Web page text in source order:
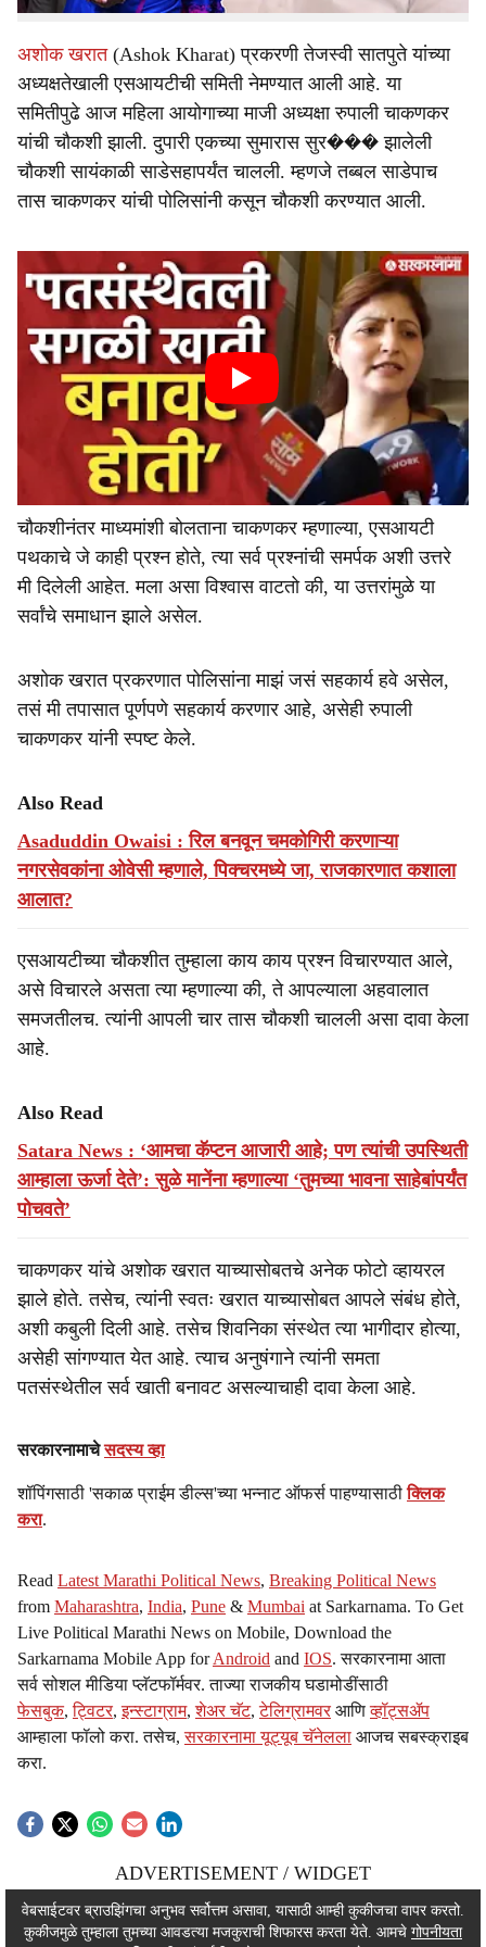
अशोक खरात(Ashok Kharat) प्रकरणी तेजस्वी सातपुते यांच्या
अध्यक्षतेखाली एसआयटीची समिती नेमण्यात आली आहे. या
समितीपुढे आज महिला आयोगाच्या माजी अध्यक्षा रुपाली चाकणकर
यांची चौकशी झाली. दुपारी एकच्या सुमारास सुर��� झालेली
चौकशी सायंकाळी साडेसहापर्यंत चालली. म्हणजे तब्बल साडेपाच
तास चाकणकर यांची पोलिसांनी कसून चौकशी करण्यात आली.
चौकशीनंतर माध्यमांशी बोलताना चाकणकर म्हणाल्या, एसआयटी
पथकाचे जे काही प्रश्न होते, त्या सर्व प्रश्नांची समर्पक अशी उत्तरे
मी दिलेली आहेत. मला असा विश्वास वाटतो की, या उत्तरांमुळे या
सर्वांचे समाधान झाले असेल.
अशोक खरात प्रकरणात पोलिसांना माझं जसं सहकार्य हवे असेल,
तसं मी तपासात पूर्णपणे सहकार्य करणार आहे, असेही रुपाली
चाकणकर यांनी स्पष्ट केले.
Also Read
Asaduddin Owaisi : रिल बनवून चमकोगिरी करणाऱ्या
नगरसेवकांना ओवेसी म्हणाले, पिक्चरमध्ये जा, राजकारणात कशाला
आलात?
एसआयटीच्या चौकशीत तुम्हाला काय काय प्रश्न विचारण्यात आले,
असे विचारले असता त्या म्हणाल्या की, ते आपल्याला अहवालात
समजतीलच. त्यांनी आपली चार तास चौकशी चालली असा दावा केला
आहे.
Also Read
Satara News : ‘आमचा कॅप्टन आजारी आहे; पण त्यांची उपस्थिती
आम्हाला ऊर्जा देते’: सुळे मानेंना म्हणाल्या ‘तुमच्या भावना साहेबांपर्यंत
पोचवते’
चाकणकर यांचे अशोक खरात याच्यासोबतचे अनेक फोटो व्हायरल
झाले होते. तसेच, त्यांनी स्वतः खरात याच्यासोबत आपले संबंध होते,
अशी कबुली दिली आहे. तसेच शिवनिका संस्थेत त्या भागीदार होत्या,
असेही सांगण्यात येत आहे. त्याच अनुषंगाने त्यांनी समता
पतसंस्थेतील सर्व खाती बनावट असल्याचाही दावा केला आहे.
सरकारनामाचेसदस्य व्हा
शॉपिंगसाठी 'सकाळ प्राईम डील्स'च्या भन्नाट ऑफर्स पाहण्यासाठीक्लिक
करा.
Read Latest Marathi Political News, Breaking Political News
from Maharashtra, India, Pune & Mumbai at Sarkarnama. To Get
Live Political Marathi News on Mobile, Download the
Sarkarnama Mobile App forAndroid and IOS. सरकारनामा आता
सर्व सोशल मीडिया प्लॅटफॉर्मवर. ताज्या राजकीय घडामोडींसाठी
फेसबुक,ट्विटर,इन्स्टाग्राम,शेअर चॅट,टेलिग्रामवर आणिव्हॉट्सॲप
आम्हाला फॉलो करा. तसेच,सरकारनामा यूट्यूब चॅनेलला आजच सबस्क्राइब
करा.
ADVERTISEMENT / WIDGET
ADVERTISEMENT / WIDGET
वेबसाईटवर ब्राउझिंगचा अनुभव सर्वोत्तम असावा, यासाठी आम्ही कुकीजचा वापर करतो.
कुकीजमुळे तुम्हाला तुमच्या आवडत्या मजकुराची शिफारस करता येते. आमचे गोपनीयता